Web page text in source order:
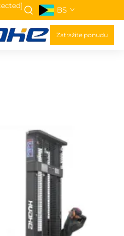
BS
Zatražite ponudu